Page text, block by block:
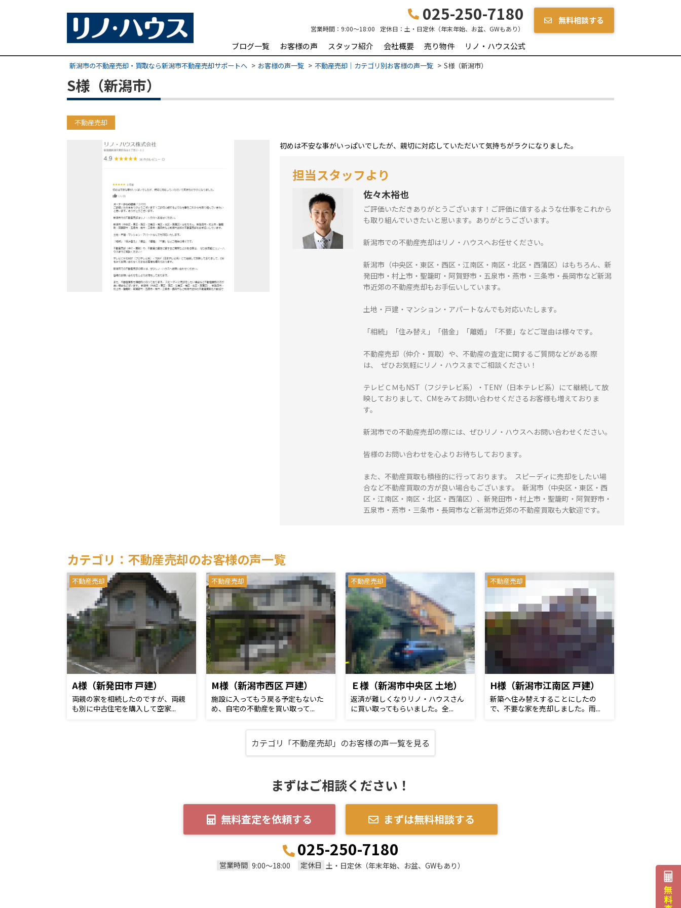
025-250-7180
営業時間： 9:00～18:00 定休日： 土・日定休（年末年始、お盆、GWもあり）
無料相談する
ブログ一覧 お客様の声 スタッフ紹介 会社概要 売り物件 リノ・ハウス公式
新潟市の不動産売却・買取なら新潟市不動産売却サポートへ お客様の声一覧 不動産売却｜カテゴリ別お客様の声一覧 S様（新潟市）
S様（新潟市）
不動産売却
初めは不安な事がいっぱいでしたが、親切に対応していただいて気持ちがラクになりました。
担当スタッフより
佐々木裕也
ご評価いただきありがとうございます！ご評価に値するような仕事をこれから
も取り組んでいきたいと思います。ありがとうございます。
新潟市での不動産売却はリノ・ハウスへお任せください。
新潟市（中央区・東区・西区・江南区・南区・北区・西蒲区）はもちろん、新
発田市・村上市・聖籠町・阿賀野市・五泉市・燕市・三条市・長岡市など新潟
市近郊の不動産売却もお手伝いしています。
土地・戸建・マンション・アパートなんでも対応いたします。
「相続」「住み替え」「借金」「離婚」「不要」などご理由は様々です。
不動産売却（仲介・買取）や、不動産の査定に関するご質問などがある際
は、 ぜひお気軽にリノ・ハウスまでご相談ください！
テレビＣＭもNST（フジテレビ系）・TENY（日本テレビ系）にて継続して放
映しておりまして、CMをみてお問い合わせくださるお客様も増えておりま
す。
新潟市での不動産売却の際には、ぜひリノ・ハウスへお問い合わせください。
皆様のお問い合わせを心よりお待ちしております。
また、不動産買取も積極的に行っております。 スピーディに売却をしたい場
合など不動産買取の方が良い場合もございます。 新潟市（中央区・東区・西
区・江南区・南区・北区・西蒲区）、新発田市・村上市・聖籠町・阿賀野市・
五泉市・燕市・三条市・長岡市など新潟市近郊の不動産買取も大歓迎です。
カテゴリ：不動産売却のお客様の声一覧
不動産売却
A様（新発田市 戸建）
両親の家を相続したのですが、両親
も別に中古住宅を購入して空家...
不動産売却
M様（新潟市西区 戸建）
施設に入ってもう戻る予定もないた
め、自宅の不動産を買い取って...
不動産売却
Ｅ様（新潟市中央区 土地）
返済が難しくなりリノ・ハウスさん
に買い取ってもらいました。全...
不動産売却
H様（新潟市江南区 戸建）
新築へ住み替えすることにしたの
で、不要な家を売却しました。雨...
カテゴリ「不動産売却」のお客様の声一覧を見る
まずはご相談ください！
無料査定を依頼する まずは無料相談する
025-250-7180
営業時間 9:00～18:00 定休日 土・日定休（年末年始、お盆、GWもあり）